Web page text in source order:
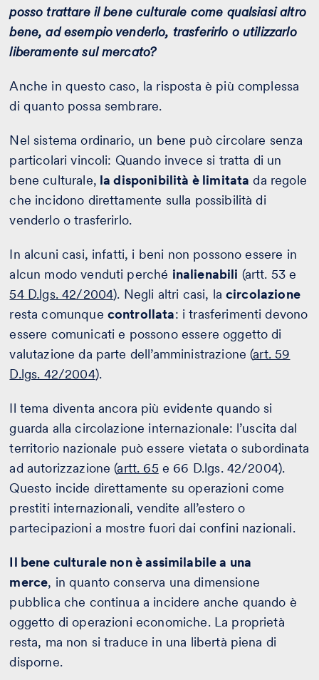
posso trattare il bene culturale come qualsiasi altro
bene, ad esempio venderlo, trasferirlo o utilizzarlo
liberamente sul mercato?
Anche in questo caso, la risposta è più complessa
di quanto possa sembrare.
Nel sistema ordinario, un bene può circolare senza
particolari vincoli: Quando invece si tratta di un
bene culturale, la disponibilità è limitata da regole
che incidono direttamente sulla possibilità di
venderlo o trasferirlo.
In alcuni casi, infatti, i beni non possono essere in
alcun modo venduti perché inalienabili (artt. 53 e
54 D.lgs. 42/2004). Negli altri casi, lacircolazione
resta comunque controllata: i trasferimenti devono
essere comunicati e possono essere oggetto di
valutazione da parte dell’amministrazione (art. 59
D.lgs. 42/2004).
Il tema diventa ancora più evidente quando si
guarda alla circolazione internazionale: l’uscita dal
territorio nazionale può essere vietata o subordinata
ad autorizzazione (artt. 65 e 66 D.lgs. 42/2004).
Questo incide direttamente su operazioni come
prestiti internazionali, vendite all’estero o
partecipazioni a mostre fuori dai confini nazionali.
Il bene culturale non è assimilabile a una
merce, in quanto conserva una dimensione
pubblica che continua a incidere anche quando è
oggetto di operazioni economiche. La proprietà
resta, ma non si traduce in una libertà piena di
disporne.